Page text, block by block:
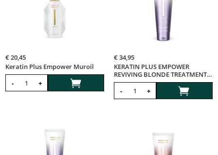
Keratin Plus Empower Muroil
€20,45
- + 
KERATIN PLUS EMPOWER
REVIVING BLONDE TREATMENT
MASK
€34,95
- + 